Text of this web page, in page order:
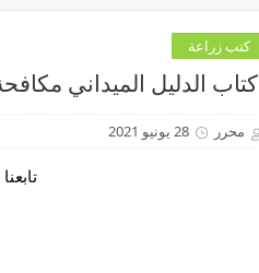
كتب زراعة
كتاب الدليل الميداني
محرر 28 يونيو 2021